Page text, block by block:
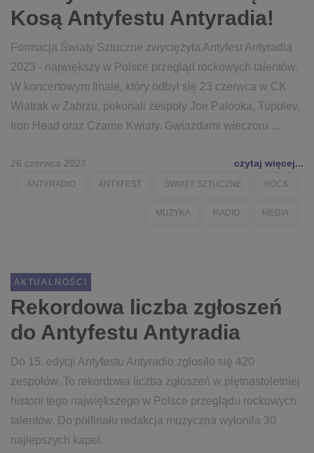
Kosą Antyfestu Antyradia!
Formacja Światy Sztuczne zwyciężyła Antyfest Antyradia
2023 - największy w Polsce przegląd rockowych talentów.
W koncertowym finale, który odbył się 23 czerwca w CK
Wiatrak w Zabrzu, pokonali zespoły Joe Palooka, Tupolev,
Iron Head oraz Czarne Kwiaty. Gwiazdami wieczoru ...
26 czerwca 2023 czytaj więcej...
ANTYRADIO ANTYFEST ŚWIATY SZTUCZNE ROCK
MUZYKA RADIO MEDIA
AKTUALNOŚCI
Rekordowa liczba zgłoszeń
do Antyfestu Antyradia
Do 15. edycji Antyfestu Antyradio zgłosiło się 420
zespołów. To rekordowa liczba zgłoszeń w piętnastoletniej
historii tego największego w Polsce przeglądu rockowych
talentów. Do półfinału redakcja muzyczna wyłoniła 30
najlepszych kapel.